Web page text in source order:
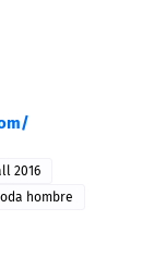
2016
hombre